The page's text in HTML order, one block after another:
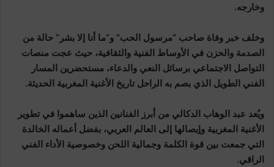
وخارجه.
وخلف خبر وفاة صاحب “مرسول الحب” و”ما أنا إلا بشر” حالة من
الصدمة والحزن في الأوساط الفنية والثقافية، حيث عجت منصات
التواصل الاجتماعي برسائل النعي والدعاء، مستحضرين المسار
الفني الطويل الذي بصم به الراحل تاريخ الأغنية المغربية الحديثة.
ويُعد عبد الوهاب الدكالي من أبرز الفنانين الذين ساهموا في تطوير
الأغنية المغربية وإيصالها إلى العالم العربي، بفضل أعماله الخالدة
التي جمعت بين قوة الكلمة وجمالية اللحن وخصوصية الأداء الفني
الراقي.